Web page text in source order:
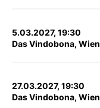
5.03.2027, 19:30
Das Vindobona, Wien
27.03.2027, 19:30
Das Vindobona, Wien